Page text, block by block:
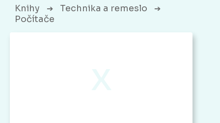
Knihy ➔ Technika a remeslo ➔
Počítače